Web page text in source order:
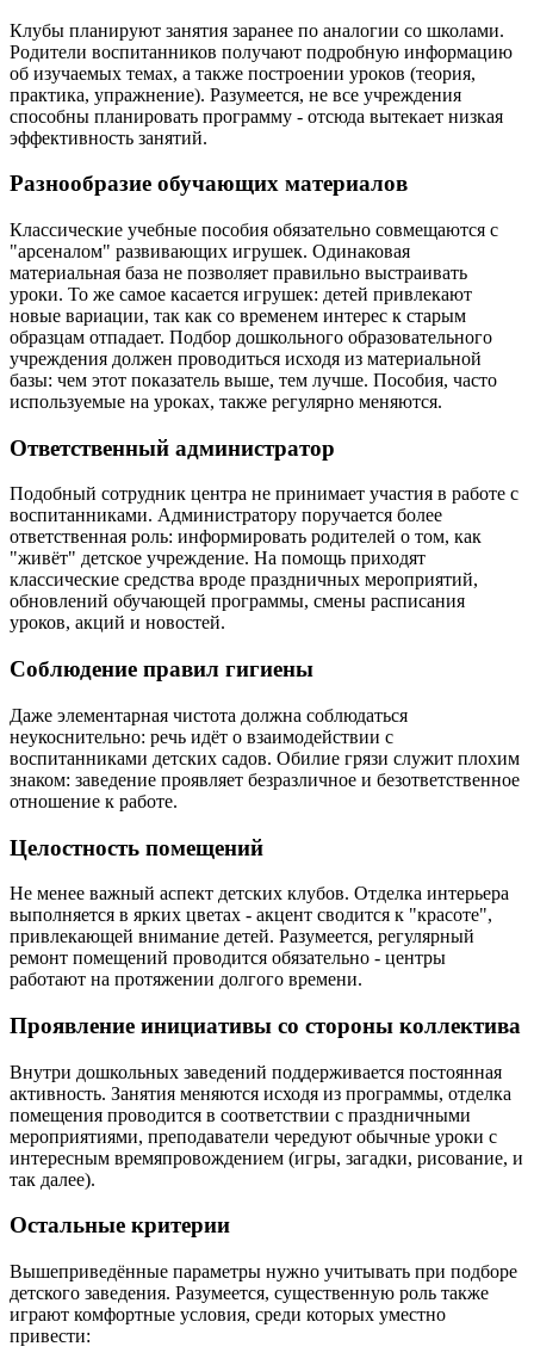
Клубы планируют занятия заранее по аналогии со школами.
Родители воспитанников получают подробную информацию
об изучаемых темах, а также построении уроков (теория,
практика, упражнение). Разумеется, не все учреждения
способны планировать программу - отсюда вытекает низкая
эффективность занятий.
Разнообразие обучающих материалов
Классические учебные пособия обязательно совмещаются с
"арсеналом" развивающих игрушек. Одинаковая
материальная база не позволяет правильно выстраивать
уроки. То же самое касается игрушек: детей привлекают
новые вариации, так как со временем интерес к старым
образцам отпадает. Подбор дошкольного образовательного
учреждения должен проводиться исходя из материальной
базы: чем этот показатель выше, тем лучше. Пособия, часто
используемые на уроках, также регулярно меняются.
Ответственный администратор
Подобный сотрудник центра не принимает участия в работе с
воспитанниками. Администратору поручается более
ответственная роль: информировать родителей о том, как
"живёт" детское учреждение. На помощь приходят
классические средства вроде праздничных мероприятий,
обновлений обучающей программы, смены расписания
уроков, акций и новостей.
Соблюдение правил гигиены
Даже элементарная чистота должна соблюдаться
неукоснительно: речь идёт о взаимодействии с
воспитанниками детских садов. Обилие грязи служит плохим
знаком: заведение проявляет безразличное и безответственное
отношение к работе.
Целостность помещений
Не менее важный аспект детских клубов. Отделка интерьера
выполняется в ярких цветах - акцент сводится к "красоте",
привлекающей внимание детей. Разумеется, регулярный
ремонт помещений проводится обязательно - центры
работают на протяжении долгого времени.
Проявление инициативы со стороны коллектива
Внутри дошкольных заведений поддерживается постоянная
активность. Занятия меняются исходя из программы, отделка
помещения проводится в соответствии с праздничными
мероприятиями, преподаватели чередуют обычные уроки с
интересным времяпровождением (игры, загадки, рисование, и
так далее).
Остальные критерии
Вышеприведённые параметры нужно учитывать при подборе
детского заведения. Разумеется, существенную роль также
играют комфортные условия, среди которых уместно
привести: